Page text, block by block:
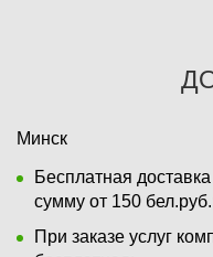
Минск
Бесплатная
сумму от 150
При заказе услуг